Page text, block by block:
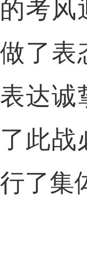
的考风
做了表
表达诚
了此战
行了集